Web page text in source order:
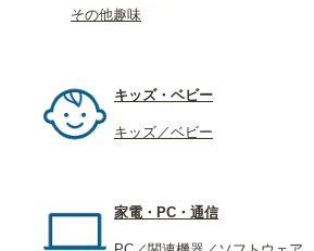
その他趣味
キッズ・ベビー
キッズ／ベビー
家電・PC・通信